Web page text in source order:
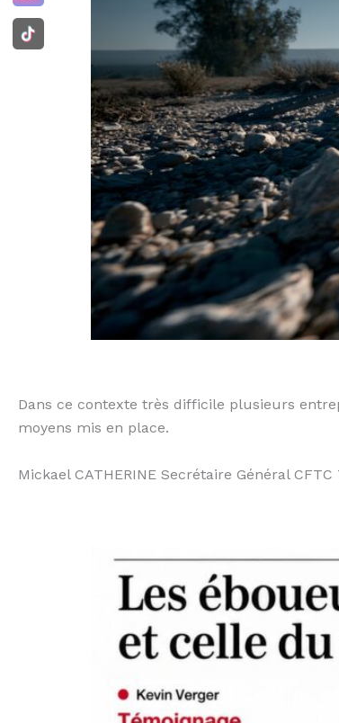
Dans ce contexte très difficile plusieurs
moyens mis en place.
Mickael CATHERINE Secrétaire Général